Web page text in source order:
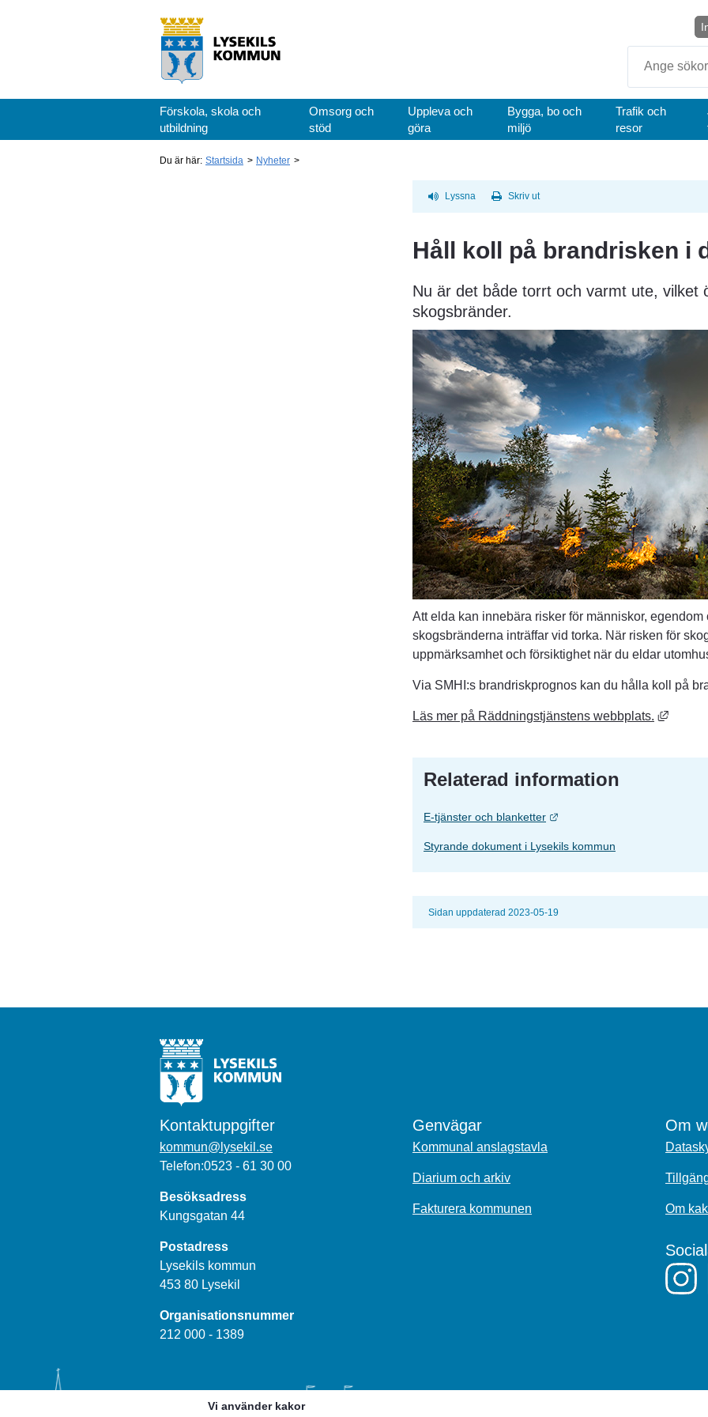
Vi använder kakor
Förskola, skola och
utbildning
Omsorg och
stöd
Uppleva och
göra
Bygga, bo och
miljö
Trafik och
resor
Du är här: Startsida Nyheter
Lyssna Skriv ut
Håll koll på brandrisken i
Nu är det både torrt och varmt ute, vilket
skogsbränder.
Att elda kan innebära risker för människor,
skogsbränderna inträffar vid torka. När risken för
uppmärksamhet och försiktighet när du eldar
Via SMHI:s brandriskprognos kan du hålla koll på
Läs mer på Räddningstjänstens webbplats. Länk
Relaterad information
E-tjänster och blanketter Länk till annan webbplats.
Styrande dokument i Lysekils kommun
Sidan uppdaterad 2023-05-19
Kontaktuppgifter
kommun@lysekil.se
Telefon:0523 - 61 30 00
Besöksadress
Kungsgatan 44
Postadress
Lysekils kommun
453 80 Lysekil
Organisationsnummer
212 000 - 1389
Genvägar
Kommunal anslagstavla
Diarium och arkiv
Fakturera kommunen
Om
Om